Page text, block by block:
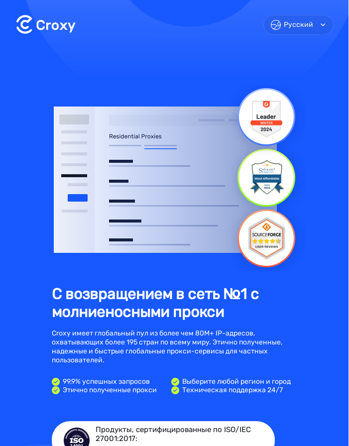
Русский
С возвращением в сеть №1 с
молниеносными прокси
Croxy имеет глобальный пул из более чем 80M+ IP-адресов,
охватывающих более 195 стран по всему миру. Этично полученные,
надежные и быстрые глобальные прокси-сервисы для частных
пользователей.
99,9% успешных запросов
Выберите любой регион и город
Этично полученные прокси
Техническая поддержка 24/7
Продукты, сертифицированные по ISO/IEC
27001:2017: